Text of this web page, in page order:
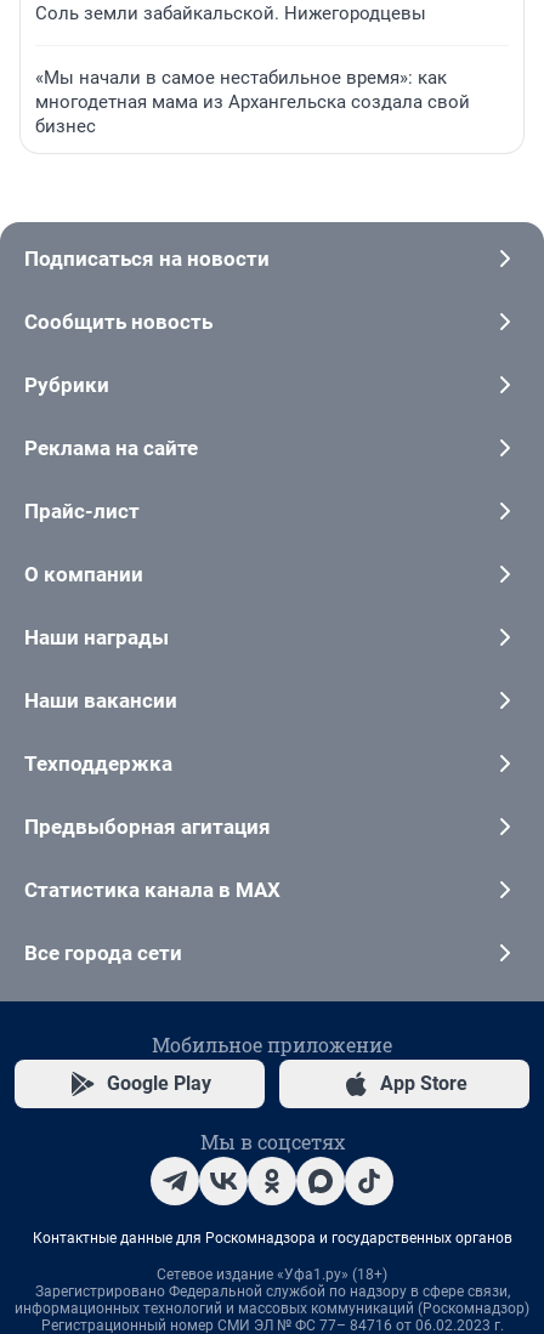
Соль земли забайкальской. Нижегородцевы
«Мы начали в самое нестабильное время»: как
многодетная мама из Архангельска создала свой
бизнес
Подписаться на новости
Сообщить новость
Рубрики
Реклама на сайте
Прайс-лист
О компании
Наши награды
Наши вакансии
Техподдержка
Предвыборная агитация
Статистика канала в MAX
Все города сети
Мобильное приложение
Google Play App Store
Мы в соцсетях
Контактные данные для Роскомнадзора и государственных органов
Сетевое издание «Уфа1.ру» (18+)
Зарегистрировано Федеральной службой по надзору в сфере связи,
информационных технологий и массовых коммуникаций (Роскомнадзор)
Регистрационный номер СМИ ЭЛ № ФС 77– 84716 от 06.02.2023 г.